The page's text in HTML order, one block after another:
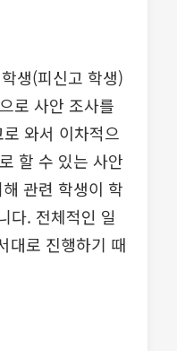
생(피신고 학생)
로 사안 조사를
와서 이차적으
할 수 있는 사안
관련 학생이 학
다. 전체적인 일
대로 진행하기 때